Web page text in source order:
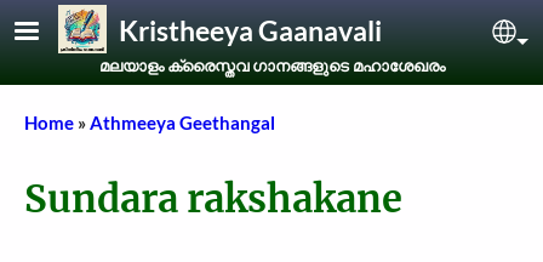
Skip to main contentKristheeya Gaanavali
മലയാളം ക്രൈസ്തവ ഗാനങ്ങളുടെ മഹാശേഖരം
Breadcrumb
Home Athmeeya Geethangal
Sundara rakshakane